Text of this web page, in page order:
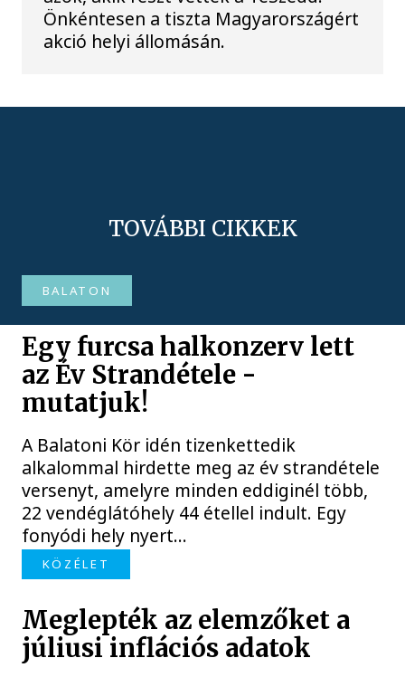
Önkéntesen a tiszta Magyarországért
akció helyi állomásán.
TOVÁBBI CIKKEK
BALATON
Egy furcsa halkonzerv lett
az Év Strandétele -
mutatjuk!
A Balatoni Kör idén tizenkettedik
alkalommal hirdette meg az év strandétele
versenyt, amelyre minden eddiginél több,
22 vendéglátóhely 44 étellel indult. Egy
fonyódi hely nyert...
KÖZÉLET
Meglepték az elemzőket a
júliusi inflációs adatok